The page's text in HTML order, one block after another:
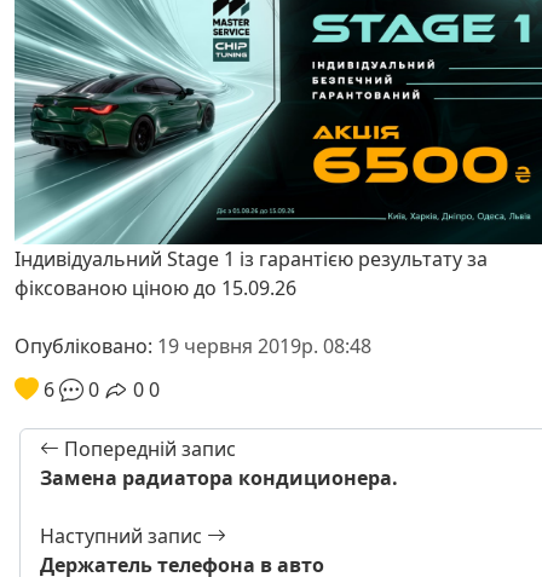
Індивідуальний Stage 1 із гарантією результату за
фіксованою ціною до 15.09.26
Опубліковано: 19 червня 2019р. 08:48
6
0 00
Попередній запис
Замена радиатора кондиционера.
Наступний запис
Держатель телефона в авто